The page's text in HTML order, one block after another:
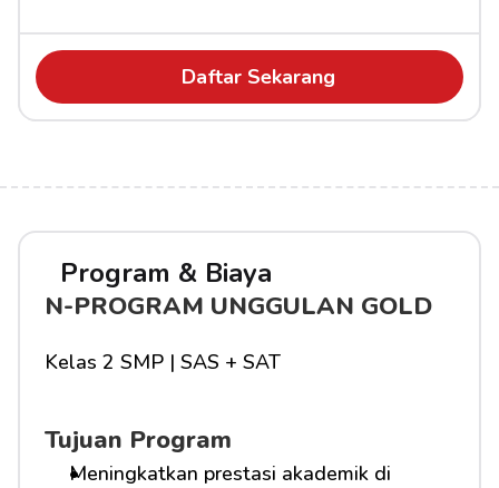
Daftar Sekarang
Program & Biaya
N-PROGRAM UNGGULAN GOLD
Kelas 2 SMP | SAS + SAT
Tujuan Program
Meningkatkan prestasi akademik di